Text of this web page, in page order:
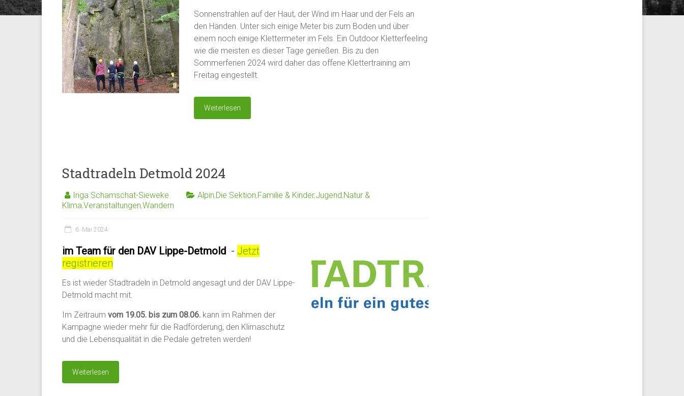
Sonnenstrahlen auf der Haut, der Wind im Haar und der Fels an
den Händen. Unter sich einige Meter bis zum Boden und über
einem noch einige Klettermeter im Fels. Ein Outdoor Kletterfeeling
wie die meisten es dieser Tage genießen. Bis zu den
Sommerferien 2024 wird daher das offene Klettertraining am
Freitag eingestellt.
Weiterlesen
Stadtradeln Detmold 2024
Inga Schamschat-Sieweke Alpin,Die Sektion,Familie & Kinder,Jugend,Natur &
Klima,Veranstaltungen,Wandern
6. Mai 2024
im Team für den DAV Lippe-Detmold - Jetzt
registrieren
Es ist wieder Stadtradeln in Detmold angesagt und der DAV Lippe-
Detmold macht mit.
Im Zeitraum vom 19.05. bis zum 08.06. kann im Rahmen der
Kampagne wieder mehr für die Radförderung, den Klimaschutz
und die Lebensqualität in die Pedale getreten werden!
Weiterlesen